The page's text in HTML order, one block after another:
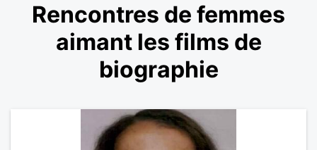
Rencontres de femmes
aimant les films de
biographie